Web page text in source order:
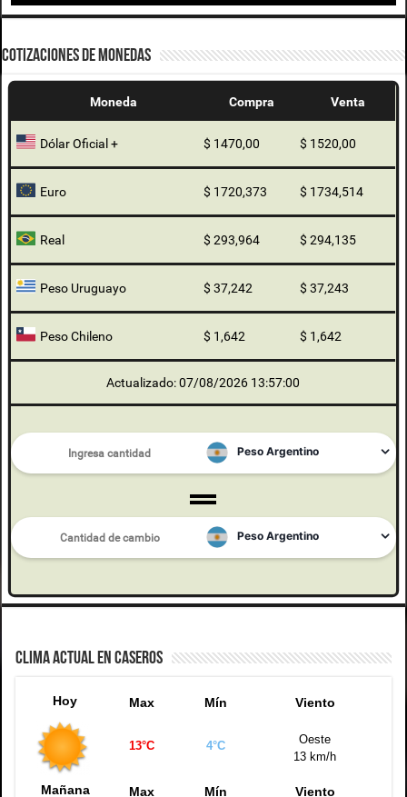
COTIZACIONES DE MONEDAS
Moneda Compra Venta
Dólar Oficial + $ 1470,00 $ 1520,00
Euro $ 1720,373 $ 1734,514
Real $ 293,964 $ 294,135
Peso Uruguayo $ 37,242 $ 37,243
Peso Chileno $ 1,642 $ 1,642
Actualizado: 07/08/2026 13:57:00
CLIMA ACTUAL EN CASEROS
Hoy Max Mín Viento
13°C 4°C
Oeste
13 km/h
Mañana Max Mín Viento